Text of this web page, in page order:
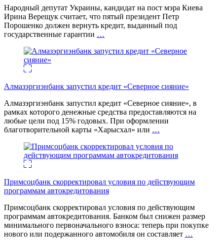
Народный депутат Украины, кандидат на пост мэра Киева
Ирина Верещук считает, что пятый президент Петр
Порошенко должен вернуть кредит, выданный под
государственные гарантии …
Алмазэргиэнбанк запустил кредит «Северное сияние»
Алмазэргиэнбанк запустил кредит «Северное сияние», в
рамках которого денежные средства предоставляются на
любые цели под 15% годовых. При оформлении
благотворительной карты «Харысхал» или …
Примсоцбанк скорректировал условия по действующим
программам автокредитования
Примсоцбанк скорректировал условия по действующим
программам автокредитования. Банком был снижен размер
минимального первоначального взноса: теперь при покупке
нового или подержанного автомобиля он составляет …